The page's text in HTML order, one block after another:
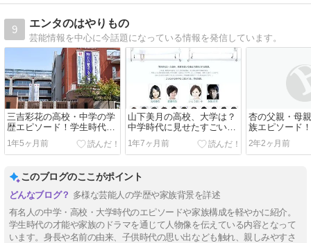
9
エンタのはやりもの
芸能情報を中心に今話題になっている情報を発信しています。
三吉彩花の高校・中学の学
歴エピソード！学生時代か
らプロ意識ハンパない
1年5ヶ月前
山下美月の高校、大学は？
中学時代に見せたすごい才
能？
1年7ヶ月前
杏の父親・母
族エピソード
押さえも乗り
2年2ヶ月前
このブログのここがポイント
多様な芸能人の学歴や家族背景を詳述
有名人の中学・高校・大学時代のエピソードや家族構成を軽やかに紹介。
学生時代の才能や家族のドラマを通じて人物像を伝えている内容となって
います。身長や名前の由来、子供時代の思い出なども触れ、親しみやすさ